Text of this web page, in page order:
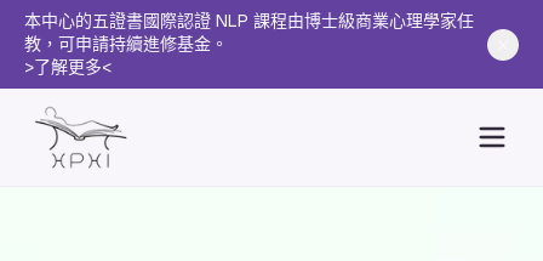
本中心的五證書國際認證 NLP 課程由博士級商業心理學家任
教，可申請持續進修基金。
>了解更多<